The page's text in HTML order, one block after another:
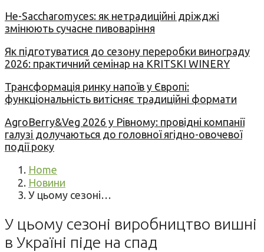
Не-Saccharomyces: як нетрадиційні дріжджі
змінюють сучасне пивоваріння
Як підготуватися до сезону переробки винограду
2026: практичний семінар на KRITSKI WINERY
Трансформація ринку напоїв у Європі:
функціональність витісняє традиційні формати
AgroBerry&Veg 2026 у Рівному: провідні компанії
галузі долучаються до головної ягідно-овочевої
події року
Home
Новини
У цьому сезоні…
У цьому сезоні виробництво вишні
в Україні піде на спад